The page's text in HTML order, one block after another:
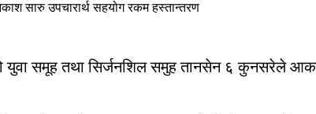
युवा समूह तथा सिर्जनशिल समुह तानसेन ६ कुनसरेले